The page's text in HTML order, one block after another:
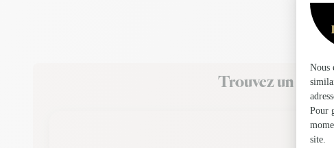
Trouvez un